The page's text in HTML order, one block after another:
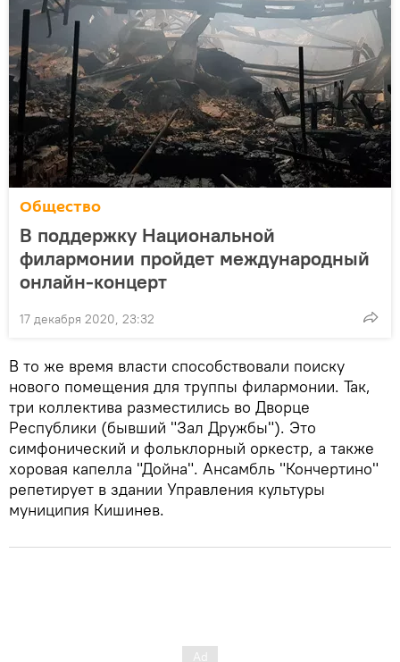
Общество
В поддержку Национальной
филармонии пройдет международный
онлайн-концерт
17 декабря 2020, 23:32
В то же время власти способствовали поиску
нового помещения для труппы филармонии. Так,
три коллектива разместились во Дворце
Республики (бывший "Зал Дружбы"). Это
симфонический и фольклорный оркестр, а также
хоровая капелла "Дойна". Ансамбль "Кончертино"
репетирует в здании Управления культуры
муниципия Кишинев.